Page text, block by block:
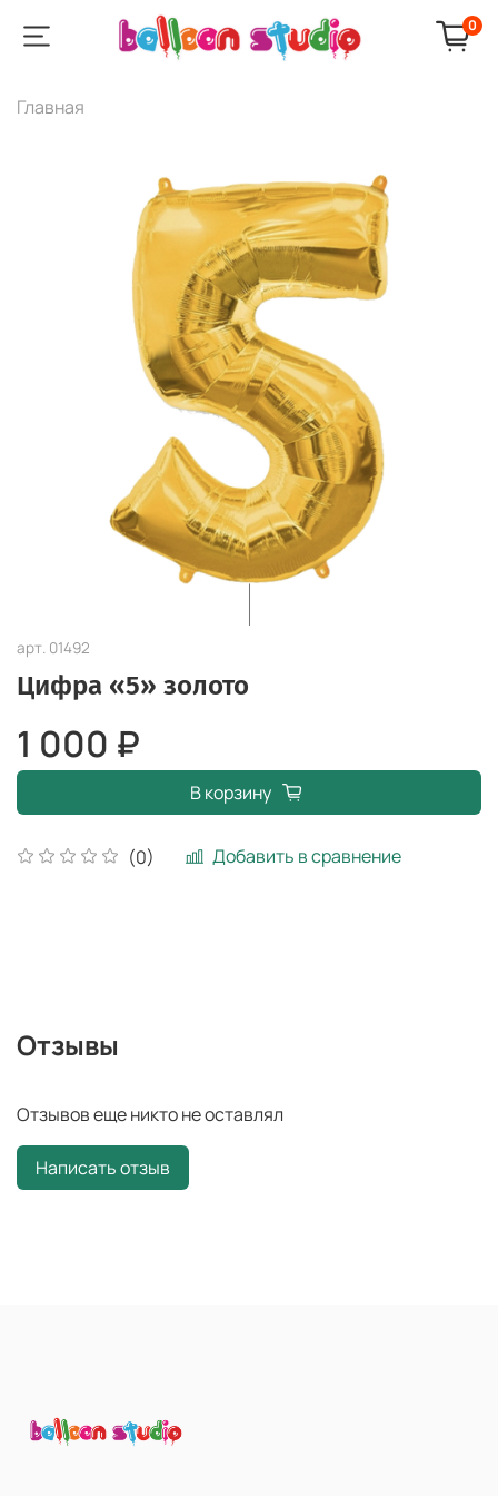
0
Главная
арт. 01492
Цифра «5» золото
(0) Добавить в сравнение
1 000 ₽
В корзину
Отзывы
Отзывов еще никто не оставлял
Написать отзыв